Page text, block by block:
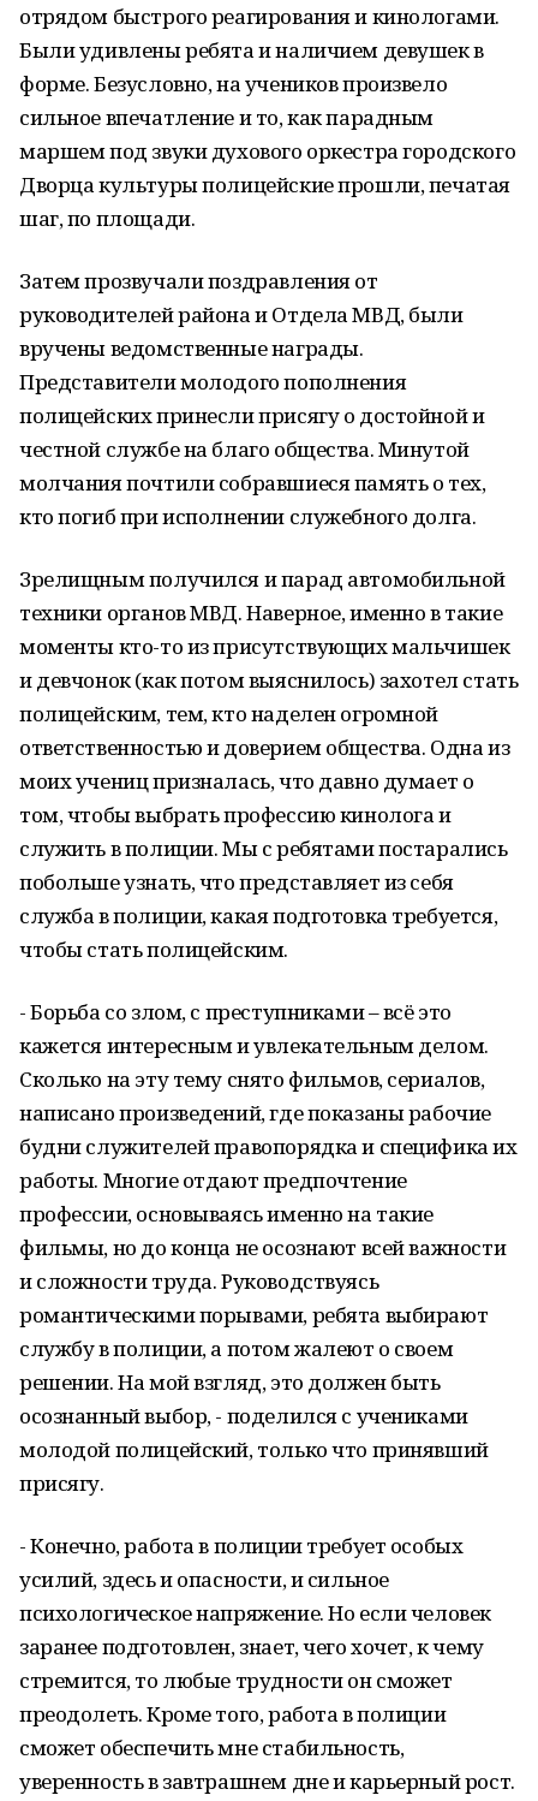
отрядом быстрого реагирования и кинологами.
Были удивлены ребята и наличием девушек в
форме. Безусловно, на учеников произвело
сильное впечатление и то, как парадным
маршем под звуки духового оркестра городского
Дворца культуры полицейские прошли, печатая
шаг, по площади.
Затем прозвучали поздравления от
руководителей района и Отдела МВД, были
вручены ведомственные награды.
Представители молодого пополнения
полицейских принесли присягу о достойной и
честной службе на благо общества. Минутой
молчания почтили собравшиеся память о тех,
кто погиб при исполнении служебного долга.
Зрелищным получился и парад автомобильной
техники органов МВД. Наверное, именно в такие
моменты кто-то из присутствующих мальчишек
и девчонок (как потом выяснилось) захотел стать
полицейским, тем, кто наделен огромной
ответственностью и доверием общества. Одна из
моих учениц призналась, что давно думает о
том, чтобы выбрать профессию кинолога и
служить в полиции. Мы с ребятами постарались
побольше узнать, что представляет из себя
служба в полиции, какая подготовка требуется,
чтобы стать полицейским.
- Борьба со злом, с преступниками – всё это
кажется интересным и увлекательным делом.
Сколько на эту тему снято фильмов, сериалов,
написано произведений, где показаны рабочие
будни служителей правопорядка и специфика их
работы. Многие отдают предпочтение
профессии, основываясь именно на такие
фильмы, но до конца не осознают всей важности
и сложности труда. Руководствуясь
романтическими порывами, ребята выбирают
службу в полиции, а потом жалеют о своем
решении. На мой взгляд, это должен быть
осознанный выбор, - поделился с учениками
молодой полицейский, только что принявший
присягу.
- Конечно, работа в полиции требует особых
усилий, здесь и опасности, и сильное
психологическое напряжение. Но если человек
заранее подготовлен, знает, чего хочет, к чему
стремится, то любые трудности он сможет
преодолеть. Кроме того, работа в полиции
сможет обеспечить мне стабильность,
уверенность в завтрашнем дне и карьерный рост.